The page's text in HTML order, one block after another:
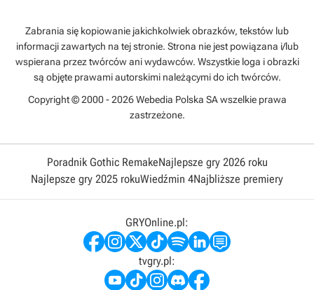
Zabrania się kopiowanie jakichkolwiek obrazków, tekstów lub
informacji zawartych na tej stronie. Strona nie jest powiązana i/lub
wspierana przez twórców ani wydawców. Wszystkie loga i obrazki
są objęte prawami autorskimi należącymi do ich twórców.
Copyright © 2000 - 2026 Webedia Polska SA wszelkie prawa
zastrzeżone.
Poradnik Gothic RemakeNajlepsze gry 2026 roku
Najlepsze gry 2025 rokuWiedźmin 4Najbliższe premiery
GRYOnline.pl:
tvgry.pl: